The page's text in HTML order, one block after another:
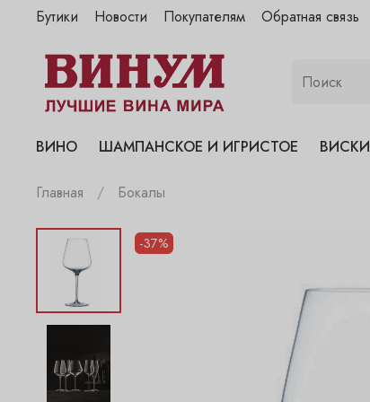
Бутики
"Винум" на Полянке
"Винум" на Гранатном
"Винум" на Сухаревском
"Винум" на Садовнической
Новости Покупателям Обратная связь
ВИНО ШАМПАНСКОЕ И ИГРИСТОЕ ВИСКИ
Главная Бокалы
-37%